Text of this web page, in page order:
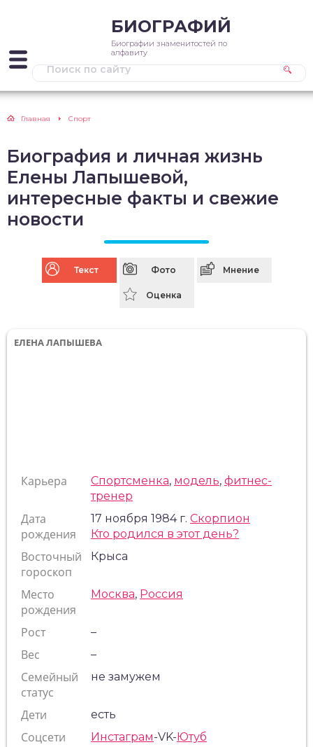
БИОГРАФИЙ
Биографии знаменитостей по
алфавиту
Главная Спорт
Биография и личная жизнь
Елены Лапышевой,
интересные факты и свежие
новости
Текст Фото Мнение
Оценка
ЕЛЕНА ЛАПЫШЕВА
Карьера Спортсменка, модель, фитнес-
тренер
Дата
рождения
17 ноября 1984 г. Скорпион
Кто родился в этот день?
Восточный
гороскоп
Крыса
Место
рождения
Москва, Россия
Рост –
Вес –
Семейный
статус
не замужем
Дети есть
Соцсети Инстаграм-VK-Ютуб